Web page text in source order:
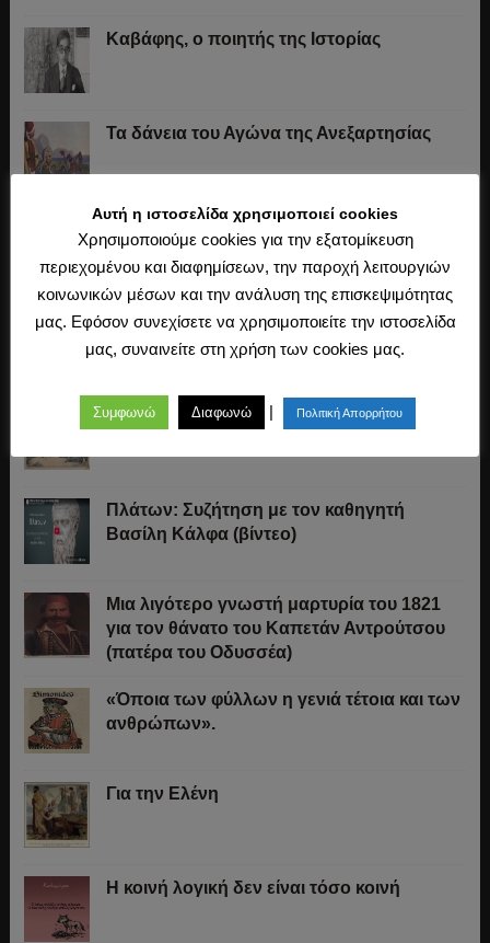
Καβάφης, ο ποιητής της Ιστορίας
Τα δάνεια του Αγώνα της Ανεξαρτησίας
Το «σύστημα» του Ιωάννη Κωλέττη (1844-
1847)
Η άλωση της Κωνσταντινούπολης (1453)
Ο Μακιαβέλι, η Δημοκρατία και η εκλογή
Πλάτων: Συζήτηση με τον καθηγητή
Βασίλη Κάλφα (βίντεο)
Μια λιγότερο γνωστή μαρτυρία του 1821
για τον θάνατο του Καπετάν Αντρούτσου
(πατέρα του Οδυσσέα)
«Όποια των φύλλων η γενιά τέτοια και των
ανθρώπων».
Για την Ελένη
Η κοινή λογική δεν είναι τόσο κοινή
Αυτή η ιστοσελίδα χρησιμοποιεί cookies
Χρησιμοποιούμε cookies για την εξατομίκευση
περιεχομένου και διαφημίσεων, την παροχή λειτουργιών
κοινωνικών μέσων και την ανάλυση της επισκεψιμότητας
μας. Εφόσον συνεχίσετε να χρησιμοποιείτε την ιστοσελίδα
μας, συναινείτε στη χρήση των cookies μας.
Συμφωνώ Διαφωνώ | Πολιτική Απορρήτου